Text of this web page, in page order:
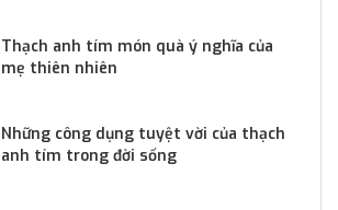
Thạch anh tím món quà ý nghĩa của
mẹ thiên nhiên
Những công dụng tuyệt vời của thạch
anh tím trong đời sống